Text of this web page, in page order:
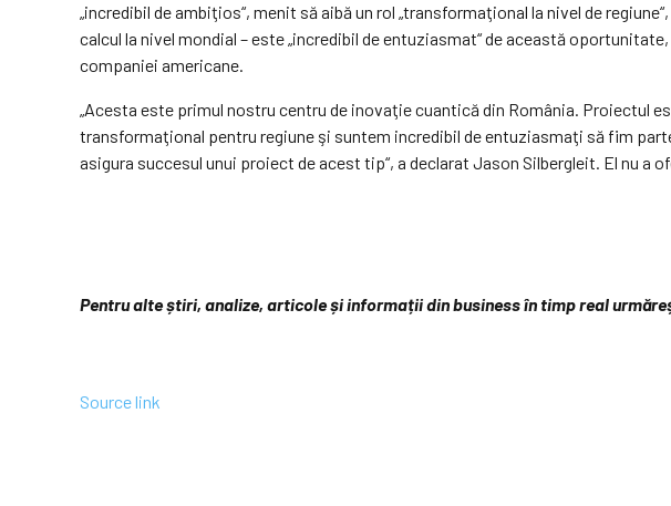
„incredibil de am­bi­ţios“, menit să aibă un rol „transfor­ma­ţional la nivel de
calcul la nivel mondial – este „incredibil de entu­zias­mat“ de această
companiei americane.
„Acesta este primul nostru centru de inovaţie cuantică din România. Proiectul
transformaţional pentru regiune şi suntem incredibil de entuziasmaţi să fim
asigura succesul unui proiect de acest tip“, a declarat Jason Silbergleit. El nu
Pentru alte știri, analize, articole și informații din business în timp real
Source link